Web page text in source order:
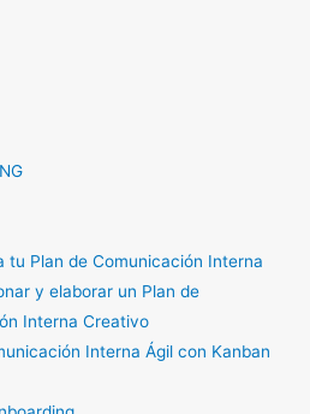
tu Plan de Comunicación Interna
y elaborar un Plan de
Interna Creativo
Interna Ágil con Kanban